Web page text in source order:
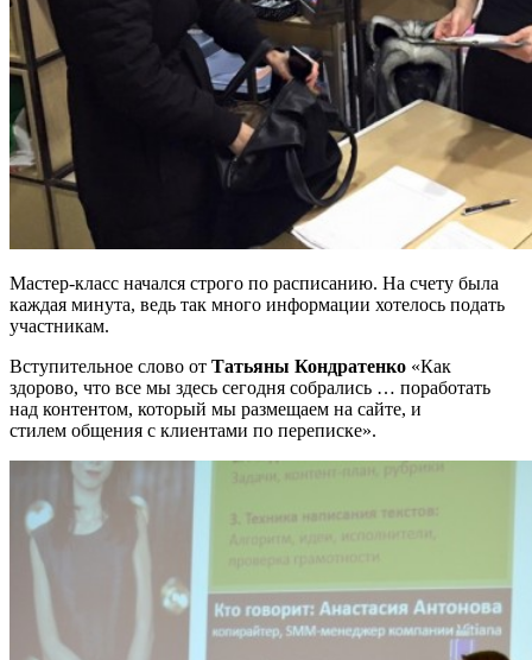
Мастер-класс начался строго по расписанию. На счету была
каждая минута, ведь так много информации хотелось подать
участникам.
Вступительное слово от Татьяны Кондратенко «Как
здорово, что все мы здесь сегодня собрались … поработать
над контентом, который мы размещаем на сайте, и
стилем общения с клиентами по переписке».